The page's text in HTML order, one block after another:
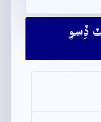
ڏِسو